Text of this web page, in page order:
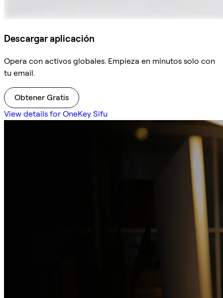
Descargar aplicación
Opera con activos globales. Empieza en minutos solo con
tu email.
Obtener Gratis
View details for OneKey Sifu